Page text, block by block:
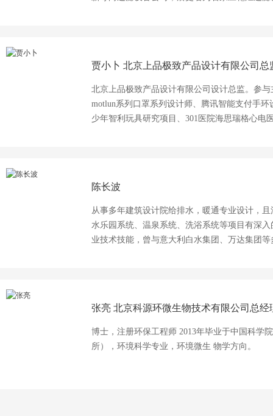
膜、滤袋、钛滤板；钯碳过滤机，催化剂过滤
器、袋式过滤器、管道过滤器、板框过滤器、
完整性测试仪等。 公司秉承“诚信为本，品质一流，卓越服务”的经营理念以快捷、专业、
热情的技术与服务为您解决设备工艺上的需求
贾小卜 北京上品极致产品设计有限公司总
北京上品极致产品设计有限公司设计总监。参
motlun系列口罩系列设计师、腾讯智能支付手
少年智利玩具研究项目、301医院海思瑞格心电
陈长波
从事多年建筑设计院给排水，暖通专业设计，
水乐园系统、温泉系统、洗浴系统等项目有深
业技术技能，曾与意大利白水集团、万达集团
张亮 北京科源环微生物技术有限公司总经
博士，注册环保工程师 2013年毕业于中国科学
所），环境科学专业，环境微生 物学方向。